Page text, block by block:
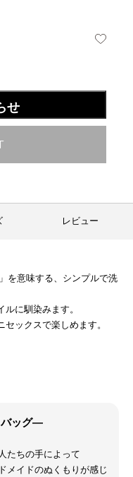
せ
レビュー
を意味する、シンプルで洗
に馴染みます。
ックスで楽しめます。
バッグ―
たちの手によって
メイドのぬくもりが感じ